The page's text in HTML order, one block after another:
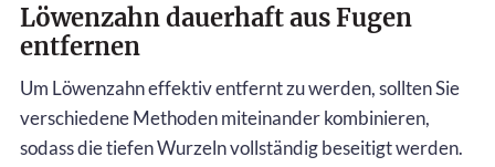
Löwenzahn dauerhaft aus Fugen
entfernen
Um Löwenzahn effektiv entfernt zu werden, sollten Sie
verschiedene Methoden miteinander kombinieren,
sodass die tiefen Wurzeln vollständig beseitigt werden.